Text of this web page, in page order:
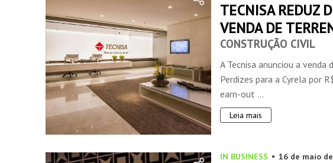
TECNISA REDUZ
VENDA DE
CONSTRUÇÃO CIVIL
A Tecnisa anunciou a venda
Perdizes para a Cyrela por
earn-out ...
Leia mais
IN BUSINESS 16 de maio